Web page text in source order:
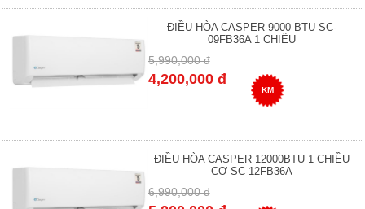
ĐIỀU HÒA CASPER 9000 BTU SC-
09FB36A 1 CHIỀU
5,990,000 đ
4,200,000 đ
KM
ĐIỀU HÒA CASPER 12000BTU 1 CHIỀU
CƠ SC-12FB36A
6,990,000 đ